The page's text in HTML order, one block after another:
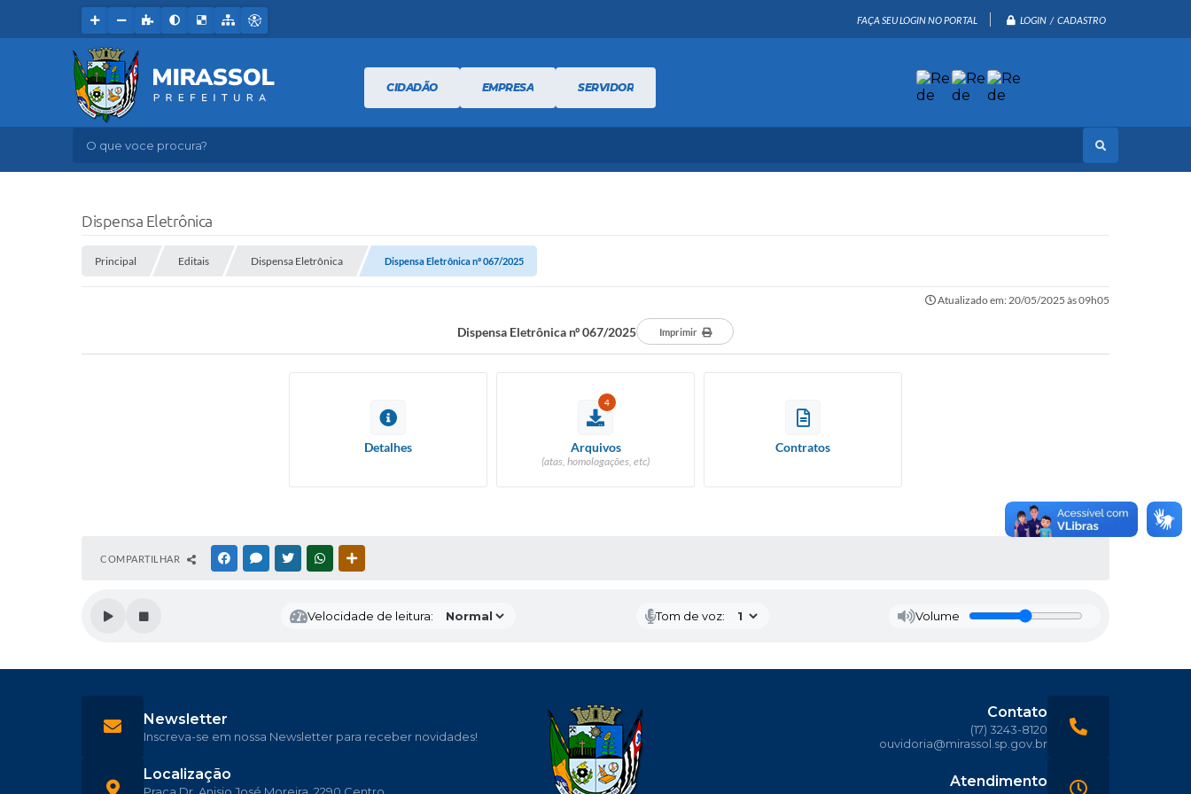
FAÇA SEU LOGIN NO PORTAL LOGIN / CADASTRO
O que voce procura?
CIDADÃO EMPRESA SERVIDOR
Dispensa Eletrônica
Principal Editais Dispensa Eletrônica Dispensa Eletrônica nº 067/2025
Atualizado em: 20/05/2025 às 09h05
Dispensa Eletrônica nº 067/2025 Imprimir
Detalhes
4
Arquivos
(atas, homologações, etc)
Contratos
COMPARTILHAR FACEBOOKMESSENGER
TWITTERWHATSAPP
Velocidade de leitura: Tom de voz: Volume
Localização
Contato
(17) 3243-8120
ouvidoria@mirassol.sp.gov.br
Atendimento
Newsletter
Inscreva-se em nossa Newsletter para receber novidades!